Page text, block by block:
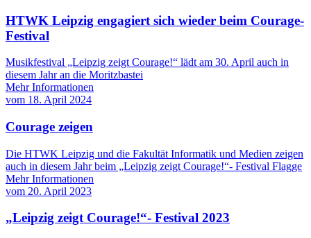
HTWK Leipzig engagiert sich wieder beim Courage-
Festival
Musikfestival „Leipzig zeigt Courage!“ lädt am 30. April auch in
diesem Jahr an die Moritzbastei
Mehr Informationen
vom 18. April 2024
Courage zeigen
Die HTWK Leipzig und die Fakultät Informatik und Medien zeigen
auch in diesem Jahr beim „Leipzig zeigt Courage!“- Festival Flagge
Mehr Informationen
vom 20. April 2023
„Leipzig zeigt Courage!“- Festival 2023